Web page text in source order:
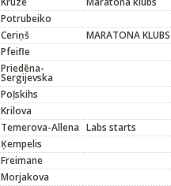
Potrubeiko
Ceriņš
MARATONA KLUBS
Pfeifle
Priedēna-
Sergijevska
Poļskihs
Krilova
Temerova-Allena Labs starts
Ķempelis
Freimane
Morjakova